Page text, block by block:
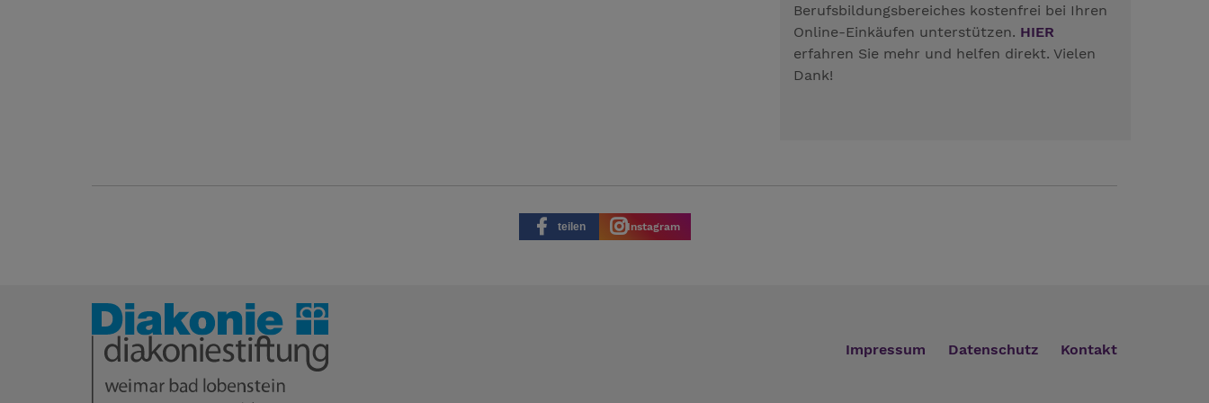
Berufsbildungsbereiches kostenfrei bei Ihren
Online-Einkäufen unterstützen. HIER
erfahren Sie mehr und helfen direkt. Vielen
Dank!
teilen Instagram
Impressum Datenschutz Kontakt